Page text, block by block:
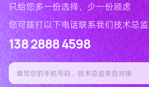
只给您多一份选择，少一份顾虑
您可拨打以下电话联系我们技术总监
138 2888 4598